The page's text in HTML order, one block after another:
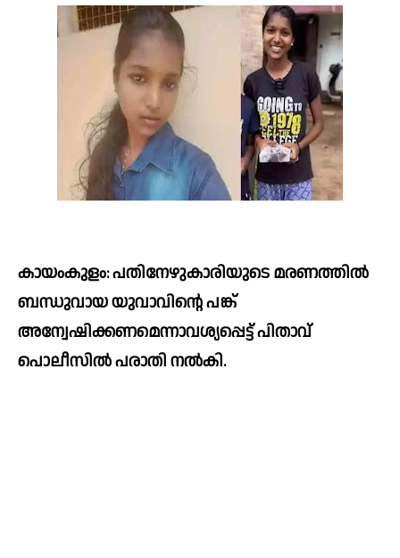
കായംകുളം: പതിനേഴുകാരിയുടെ മരണത്തില്‍
ബന്ധുവായ യുവാവിന്റെ പങ്ക്
അന്വേഷിക്കണമെന്നാവശ്യപ്പെട്ട് പിതാവ്
പൊലീസില്‍ പരാതി നല്‍കി.